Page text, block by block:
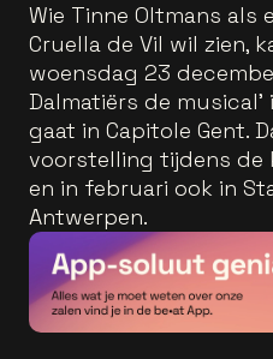
Wie Tinne Oltmans als
Cruella de Vil wil zien,
woensdag 23
Dalmatiërs de musical'
gaat in Capitole Gent.
voorstelling tijdens de
en in februari ook in
Antwerpen.